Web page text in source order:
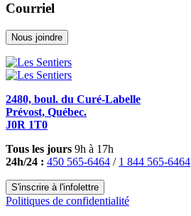
Courriel
Nous joindre
2480, boul. du Curé-Labelle
Prévost, Québec.
J0R 1T0
Tous les jours 9h à 17h
24h/24 : 450 565-6464 / 1 844 565-6464
S'inscrire à l'infolettre
Politiques de confidentialité